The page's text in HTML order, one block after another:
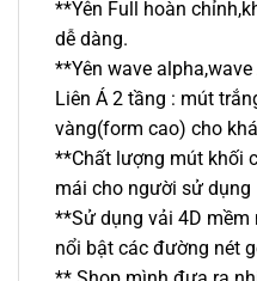
**Yên Full hoàn
dễ dàng.
**Yên wave
Liên Á 2 tầng : mút
vàng(form cao) cho
**Chất lượng mút khối
mái cho người sử dụng
**Sử dụng vải 4D mềm
nổi bật các đường nét